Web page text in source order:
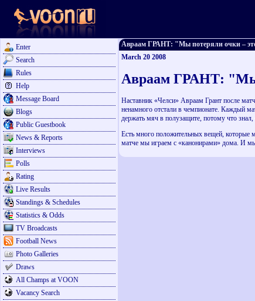
Enter
Search
Rules
Help
Message Board
Blogs
Public Guestbook
News & Reports
Interviews
Polls
Rating
Live Results
Standings & Schedules
Statistics & Odds
TV Broadcasts
Football News
Photo Galleries
Draws
All Champs at VOON
Vacancy Search
Авраам ГРАНТ: "Мы потеряли очки – это
March 20 2008
Авраам ГРАНТ: "Мы
Наставник «Челси» Авраам Грант после
ненамного отстали в чемпионате. Каждый
держать мяч в полузащите, потому что
Есть много положительных вещей, которые
матче мы играем с «канонирами» дома. И